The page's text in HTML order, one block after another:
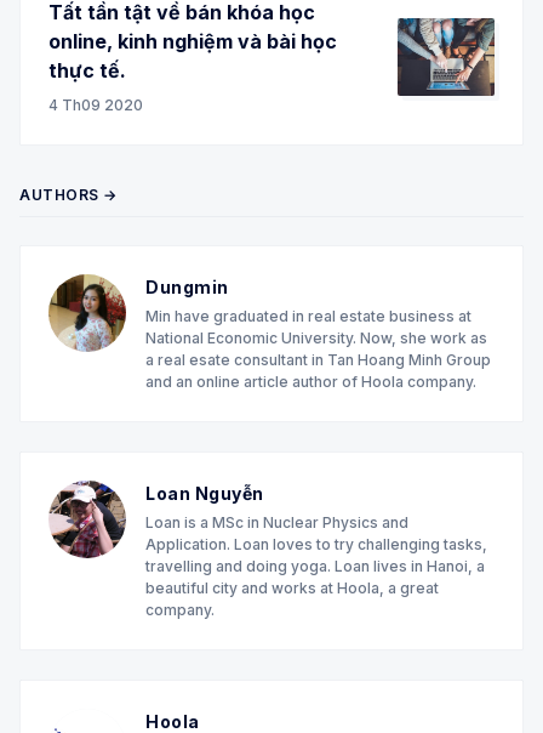
Tất tần tật về bán khóa học
online, kinh nghiệm và bài học
thực tế.
4 Th09 2020
AUTHORS →
Dungmin
Min have graduated in real estate business at
National Economic University. Now, she work as
a real esate consultant in Tan Hoang Minh Group
and an online article author of Hoola company.
Loan Nguyễn
Loan is a MSc in Nuclear Physics and
Application. Loan loves to try challenging tasks,
travelling and doing yoga. Loan lives in Hanoi, a
beautiful city and works at Hoola, a great
company.
Hoola